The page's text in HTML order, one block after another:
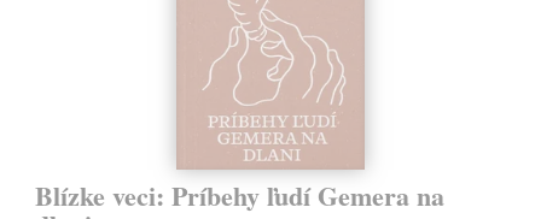
Blízke veci: Príbehy ľudí Gemera na